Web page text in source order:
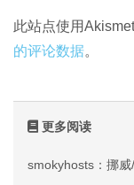
此站点使用
的评论数据。
更多阅读
smokyhosts：挪